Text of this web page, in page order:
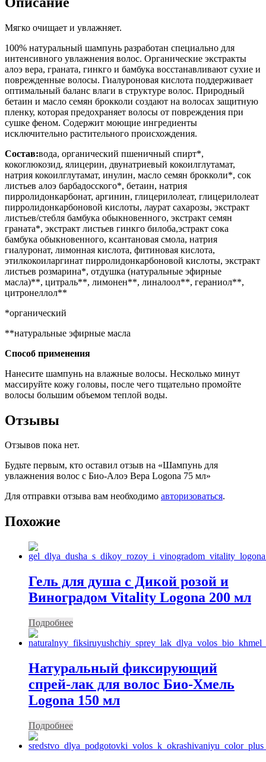
Мягко очищает и увлажняет.
100% натуральный шампунь разработан специально для
интенсивного увлажнения волос. Органические экстракты
алоэ вера, граната, гинкго и бамбука восстанавливают сухие и
поврежденные волосы. Гиалуроновая кислота поддерживает
оптимальный баланс влаги в структуре волос. Природный
бетаин и масло семян брокколи создают на волосах защитную
пленку, которая предохраняет волосы от повреждения при
сушке феном. Содержит моющие ингредиенты
исключительно растительного происхождения.
Состав:вода, органический пшеничный спирт*,
кокоглюкозид, ялицерин, двунатриевый кокоилглутамат,
натрия кокоилглутамат, инулин, масло семян брокколи*, сок
листьев алоэ барбадосского*, бетаин, натрия
пирролидонкарбонат, аргинин, глицерилолеат, глицерилолеат
пирролидонкарбоновой кислоты, лаурат сахарозы, экстракт
листьев/стебля бамбука обыкновенного, экстракт семян
граната*, экстракт листьев гинкго билоба,эстракт сока
бамбука обыкновенного, ксантановая смола, натрия
гиалуронат, лимонная кислота, фитиновая кислота,
этилкокоиларгинат пирролидонкарбоновой кислоты, экстракт
листьев розмарина*, отдушка (натуральные эфирные
масла)**, цитраль**, лимонен**, линалоол**, гераниол**,
цитронеллол**
*органический
**натуральные эфирные масла
Способ применения
Нанесите шампунь на влажные волосы. Несколько минут
массируйте кожу головы, после чего тщательно промойте
волосы большим объемом теплой воды.
Отзывы
Отзывов пока нет.
Будьте первым, кто оставил отзыв на «Шампунь для
увлажнения волос с Био-Алоэ Вера Logona 75 мл»
Для отправки отзыва вам необходимо авторизоваться.
Похожие
Гель для душа с Дикой розой и
Виноградом Vitality Logona 200 мл
Подробнее
Натуральный фиксирующий
спрей-лак для волос Био-Хмель
Logona 150 мл
Подробнее